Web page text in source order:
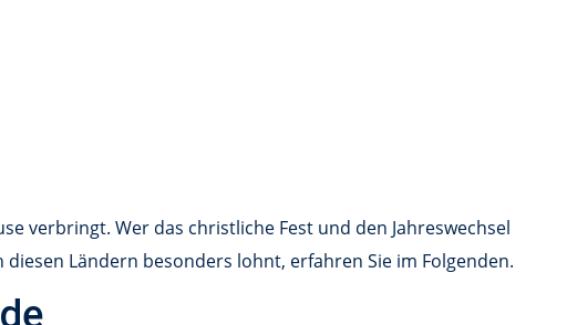
verbringt. Wer das christliche Fest und den Jahreswechsel
Ländern besonders lohnt, erfahren Sie im Folgenden.